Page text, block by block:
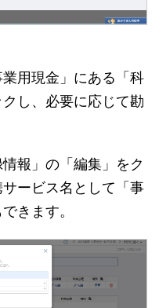
業用現金」にある「科
し、必要に応じて勘
報」の「編集」をク
ービス名として「事
きます。